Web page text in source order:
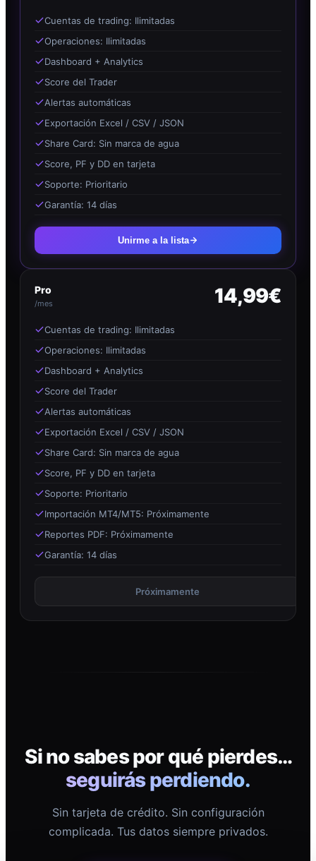
Cuentas de trading: Ilimitadas
Operaciones: Ilimitadas
Dashboard + Analytics
Score del Trader
Alertas automáticas
Exportación Excel / CSV / JSON
Share Card: Sin marca de agua
Score, PF y DD en tarjeta
Soporte: Prioritario
Garantía: 14 días
Unirme a la lista
Pro
/mes 14,99€
Cuentas de trading: Ilimitadas
Operaciones: Ilimitadas
Dashboard + Analytics
Score del Trader
Alertas automáticas
Exportación Excel / CSV / JSON
Share Card: Sin marca de agua
Score, PF y DD en tarjeta
Soporte: Prioritario
Importación MT4/MT5: Próximamente
Reportes PDF: Próximamente
Garantía: 14 días
Próximamente
Si no sabes por qué pierdes…
seguirás perdiendo.
Sin tarjeta de crédito. Sin configuración
complicada. Tus datos siempre privados.